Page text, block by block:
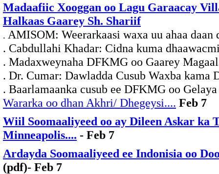
Madaafiic Xooggan oo Lagu Garaacay
Halkaas Gaarey Sh. Shariif
. AMISOM: Weerarkaasi waxa uu ahaa daan
. Cabdullahi Khadar: Cidna kuma
. Madaxweynaha DFKMG oo Gaarey
. Dr. Cumar: Dawladda Cusub Waxba kama
. Baarlamaanka cusub ee DFKMG oo
Wararka oo dhan Akhri/ Dhegeysi.... Feb 7
Wiil Soomaaliyeed oo ay Dileen Askar ka
Minneapolis.... - Feb 7
Ardayda Soomaaliyeed ee Indonisia oo
(pdf)- Feb 7